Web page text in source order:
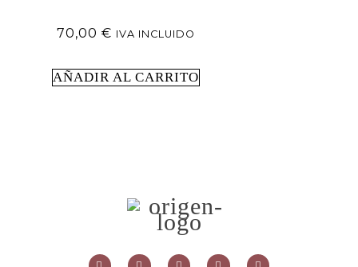
70,00 € IVA INCLUIDO
AÑADIR AL CARRITO